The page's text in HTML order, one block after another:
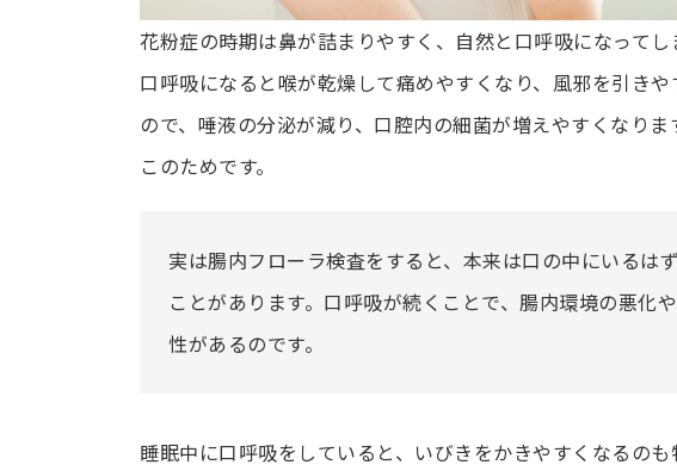
花粉症の時期は鼻が詰まりやすく、自然と口呼吸になってし
口呼吸になると喉が乾燥して痛めやすくなり、風邪を引き
ので、唾液の分泌が減り、口腔内の細菌が増えやすくなり
このためです。
実は腸内フローラ検査をすると、本来は口の中にいるは
ことがあります。口呼吸が続くことで、腸内環境の悪化
性があるのです。
睡眠中に口呼吸をしていると、いびきをかきやすくなるの